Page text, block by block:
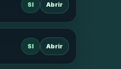
SI Abrir
SI Abrir